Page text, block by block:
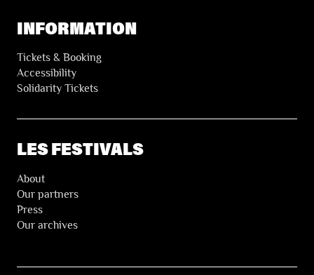
INFORMATION
Tickets & Booking
Accessibility
Solidarity Tickets
LES FESTIVALS
About
Our partners
Press
Our archives